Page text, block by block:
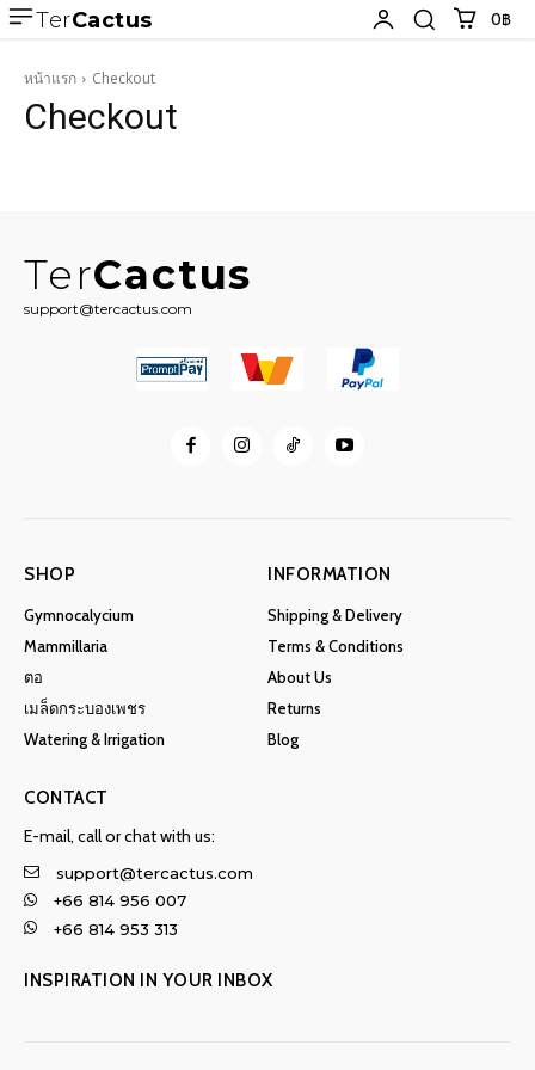
TerCactus 0฿
หน้าแรก Checkout
Checkout
TerCactus
support@tercactus.com
SHOP
Gymnocalycium
Mammillaria
ตอ
เมล็ดกระบองเพชร
Watering & Irrigation
INFORMATION
Shipping & Delivery
Terms & Conditions
About Us
Returns
Blog
CONTACT
E-mail, call or chat with us:
support@tercactus.com
+66 814 956 007
+66 814 953 313
INSPIRATION IN YOUR INBOX